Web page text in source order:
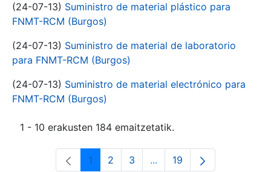
(24-07-13) Suministro de material plástico para
FNMT-RCM (Burgos)
(24-07-13) Suministro de material de laboratorio
para FNMT-RCM (Burgos)
(24-07-13) Suministro de material electrónico para
FNMT-RCM (Burgos)
1 - 10 erakusten 184 emaitzetatik.
Orrialdea
1 Orrialdea
2 Orrialdea
3 ...Intermediate Pages Use
Orrialdea
19